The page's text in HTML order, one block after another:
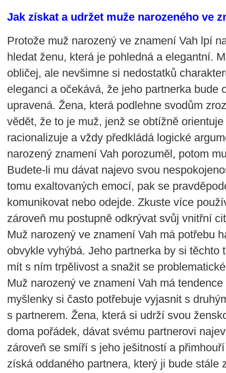
Jak získat a udržet muže narozeného ve
Protože muž narozený ve znamení Vah lpí
hledat ženu, která je pohledná a elegantní.
obličej, ale nevšimne si nedostatků
eleganci a očekává, že jeho partnerka bude
upravená. Žena, která podlehne svodům
vědět, že to je muž, jenž se obtížně
racionalizuje a vždy předkládá logické
narozený znamení Vah porozuměl, potom
Budete-li mu dávat najevo svou
tomu exaltovaných emocí, pak se
komunikovat nebo odejde. Zkuste více
zároveň mu postupně odkrývat svůj vnitřní
Muž narozený ve znamení Vah má potřebu
obvykle vyhýbá. Jeho partnerka by si těchto
mít s ním trpělivost a snažit se
Muž narozený ve znamení Vah má
myšlenky si často potřebuje vyjasnit s
s partnerem. Žena, která si udrží svou
doma pořádek, dávat svému partnerovi
zároveň se smíří s jeho ješitností a
získá oddaného partnera, který ji bude stále